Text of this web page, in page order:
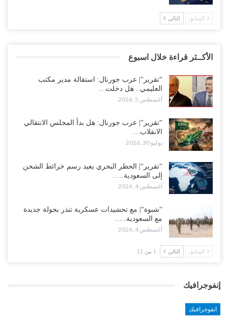
السابق التالي
الأكــثر قراءة خلال اسبوع
“تقرير“| عرب جورنال: استقالة مدير مكتب
العليمي.. هل دخلت…
أغسطس 5, 2026
“تقرير“| عرب جورنال: هل بدأ المجلس الانتقالي
الانقلاب…
يوليو 30, 2026
“تقرير“| الحظر البحري يعيد رسم خرائط الشحن
إلى السعودية..…
أغسطس 4, 2026
“شبوة“| مع تحشيدات عسكرية تنذر بجولة جديدة
مع السعودية..…
أغسطس 4, 2026
السابق التالي 1 من 12
إنفوجرافيك